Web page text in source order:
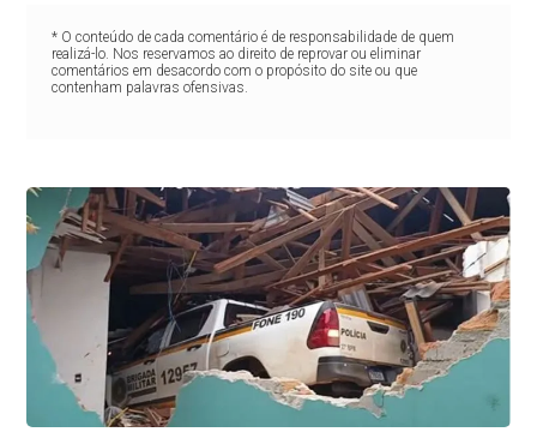
* O conteúdo de cada comentário é de responsabilidade de quem
realizá-lo. Nos reservamos ao direito de reprovar ou eliminar
comentários em desacordo com o propósito do site ou que
contenham palavras ofensivas.